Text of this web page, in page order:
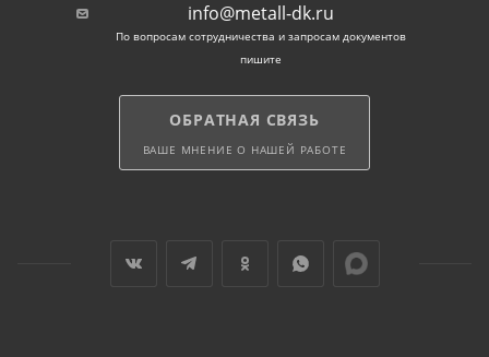
info@metall-dk.ru
По вопросам сотрудничества и запросам документов
пишите
ОБРАТНАЯ СВЯЗЬ
ВАШЕ МНЕНИЕ О НАШЕЙ РАБОТЕ